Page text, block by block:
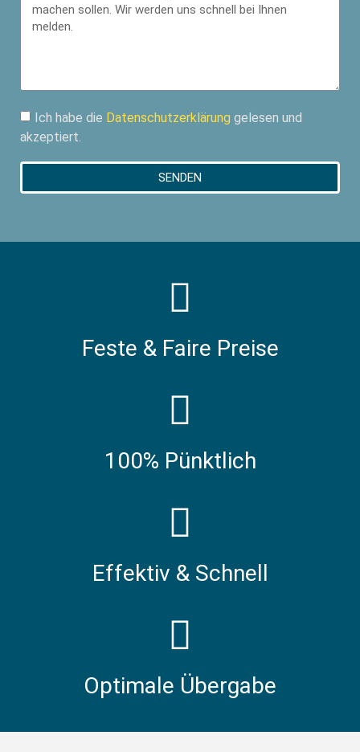
Ich habe die Datenschutzerklärung gelesen und
akzeptiert.
SENDEN
Feste & Faire Preise
100% Pünktlich
Effektiv & Schnell
Optimale Übergabe